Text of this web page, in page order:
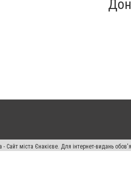
міста Єнакієве. Для інтернет-видань